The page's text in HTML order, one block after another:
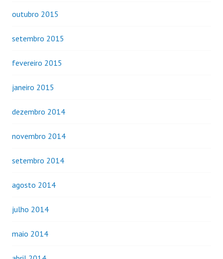
outubro 2015
setembro 2015
fevereiro 2015
janeiro 2015
dezembro 2014
novembro 2014
setembro 2014
agosto 2014
julho 2014
maio 2014